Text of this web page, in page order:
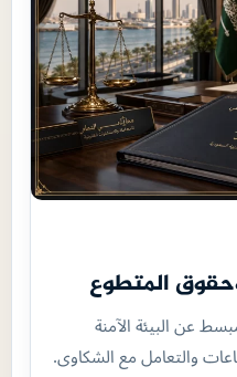
المتطوع
عن البيئة الآمنة
والتعامل مع الشكاوى.